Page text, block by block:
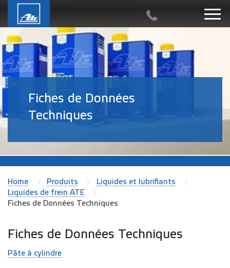
Fiches de Données
Techniques
Home Produits
Liquides et lubrifiants
Liquides de frein ATE
Fiches de Données Techniques
Fiches de Données Techniques
Pâte à cylindre